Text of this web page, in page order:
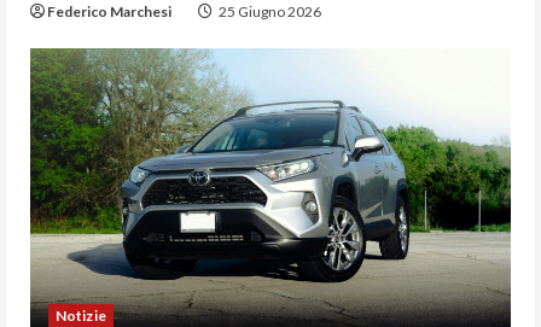
Federico Marchesi 25 Giugno 2026
Notizie